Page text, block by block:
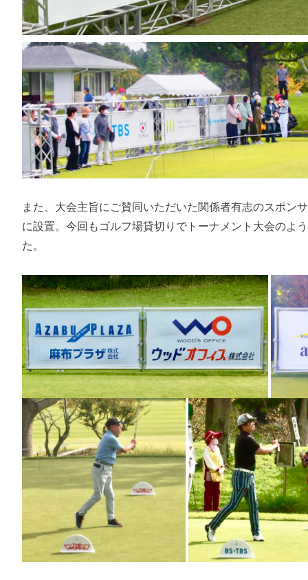
また、大会主旨にご賛同いただいた関係者有志のスポン
に設置。今回もゴルフ場貸切りでトーナメント大会のよ
た。